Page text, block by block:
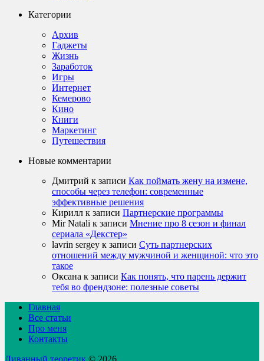
Категории
Архив
Гаджеты
Жизнь
Заработок
Игры
Интернет
Кемерово
Кино
Книги
Маркетинг
Путешествия
Новые комментарии
Дмитрий к записи Как поймать жену на измене,
способы через телефон: современные
эффективные решения
Кирилл к записи Партнерские программы
Mir Natali к записи Мнение про 8 сезон и финал
сериала «Декстер»
lavrin sergey к записи Суть партнерских
отношений между мужчиной и женщиной: что это
такое
Оксана к записи Как понять, что парень держит
тебя во френдзоне: полезные советы
Главная
Все статьи
Про меня
Контакты
Диванный теоретик © 2026